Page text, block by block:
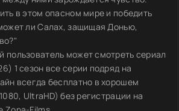
в этом опасном мире и победить
ли Салах, защищая Донью,
пользователь может смотреть сериал
1 сезон все серии подряд на
всегда бесплатно в хорошем
UltraHD) без регистрации на